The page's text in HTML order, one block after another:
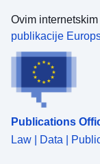
Ovim
publikacije
Publications
Law | Data |